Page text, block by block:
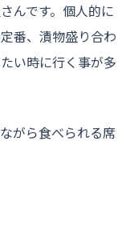
んです。個人的に
番、漬物盛り合わ
い時に行く事が多
がら食べられる席